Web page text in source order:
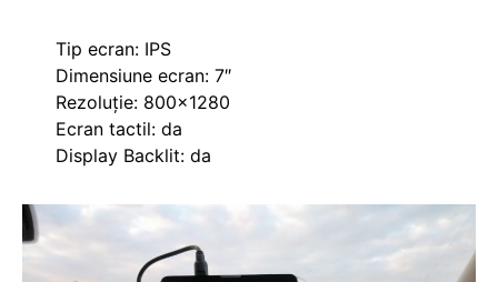
Tip ecran: IPS
Dimensiune ecran: 7″
Rezoluție: 800×1280
Ecran tactil: da
Display Backlit: da